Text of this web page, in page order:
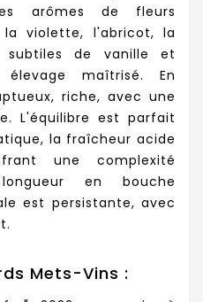
arômes de fleurs
la violette, l'abricot, la
de vanille et
maîtrisé. En
riche, avec une
L'équilibre est parfait
la fraîcheur acide
une complexité
en bouche
est persistante, avec
Mets-Vins :